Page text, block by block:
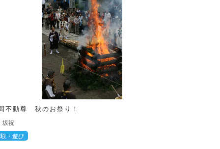
不動尊 秋のお祭り！
坂祝
・遊び